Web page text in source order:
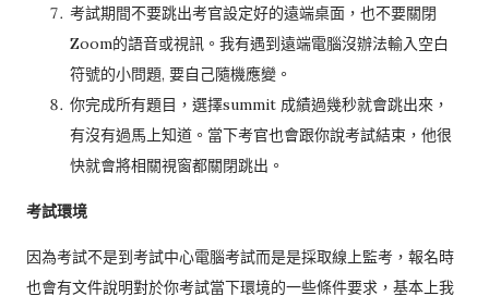
考試期間不要跳出考官設定好的遠端桌面，也不要關閉
Zoom的語音或視訊。我有遇到遠端電腦沒辦法輸入空白
符號的小問題, 要自己隨機應變。
你完成所有題目，選擇summit 成績過幾秒就會跳出來，
有沒有過馬上知道。當下考官也會跟你說考試結束，他很
快就會將相關視窗都關閉跳出。
考試環境
因為考試不是到考試中心電腦考試而是是採取線上監考，報名時
也會有文件說明對於你考試當下環境的一些條件要求，基本上我